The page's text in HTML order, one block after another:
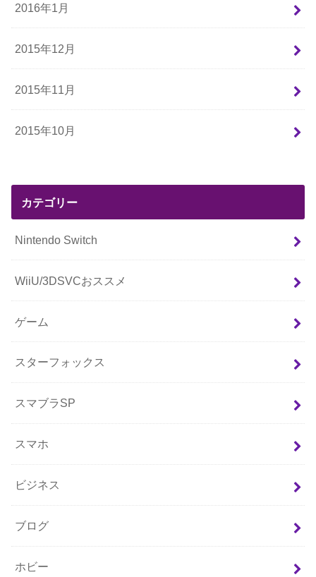
2016年1月
2015年12月
2015年11月
2015年10月
カテゴリー
Nintendo Switch
WiiU/3DSVCおススメ
ゲーム
スターフォックス
スマブラSP
スマホ
ビジネス
ブログ
ホビー